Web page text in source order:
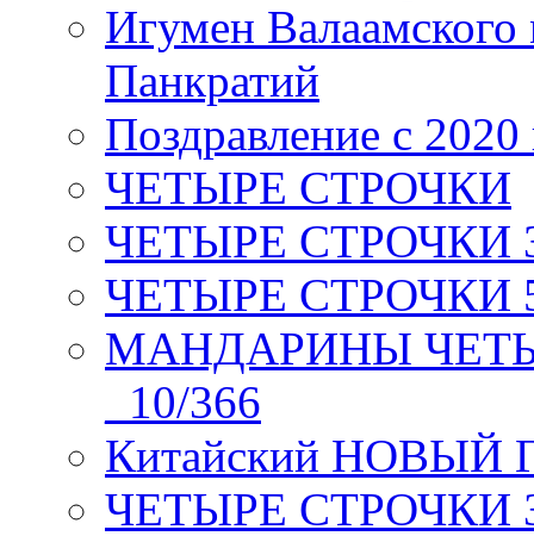
Игумен
Панкратий
Поздравление с 2020
ЧЕТЫРЕ СТРОЧКИ
ЧЕТЫРЕ СТРОЧКИ 3
ЧЕТЫРЕ СТРОЧКИ 5
МАНДАРИНЫ
_10/366
Китайский НОВЫЙ
ЧЕТЫРЕ СТРОЧКИ